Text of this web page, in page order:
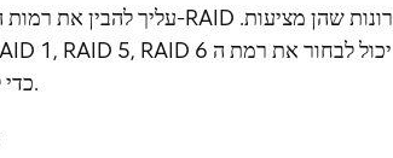
כדי לענות על צרכי האחסון והביצועים שלך.